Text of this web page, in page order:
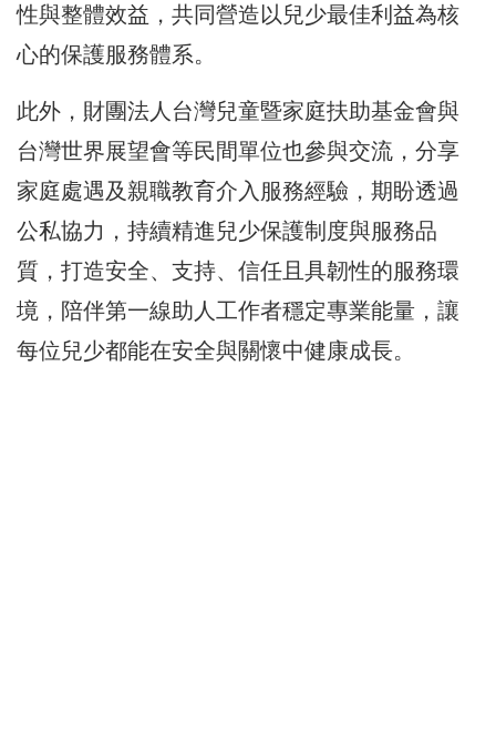
性與整體效益，共同營造以兒少最佳利益為核
心的保護服務體系。
此外，財團法人台灣兒童暨家庭扶助基金會與
台灣世界展望會等民間單位也參與交流，分享
家庭處遇及親職教育介入服務經驗，期盼透過
公私協力，持續精進兒少保護制度與服務品
質，打造安全、支持、信任且具韌性的服務環
境，陪伴第一線助人工作者穩定專業能量，讓
每位兒少都能在安全與關懷中健康成長。